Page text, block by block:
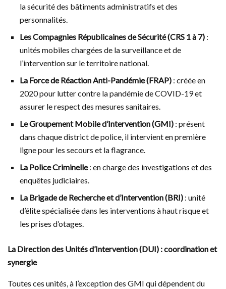
la sécurité des bâtiments administratifs et des
personnalités.
Les Compagnies Républicaines de Sécurité (CRS 1 à 7) :
unités mobiles chargées de la surveillance et de
l’intervention sur le territoire national.
La Force de Réaction Anti-Pandémie (FRAP) : créée en
2020 pour lutter contre la pandémie de COVID-19 et
assurer le respect des mesures sanitaires.
Le Groupement Mobile d’Intervention (GMI) : présent
dans chaque district de police, il intervient en première
ligne pour les secours et la flagrance.
La Police Criminelle: en charge des investigations et des
enquêtes judiciaires.
La Brigade de Recherche et d’Intervention (BRI) : unité
d’élite spécialisée dans les interventions à haut risque et
les prises d’otages.
La Direction des Unités d’Intervention (DUI) : coordination et
synergie
Toutes ces unités, à l’exception des GMI qui dépendent du